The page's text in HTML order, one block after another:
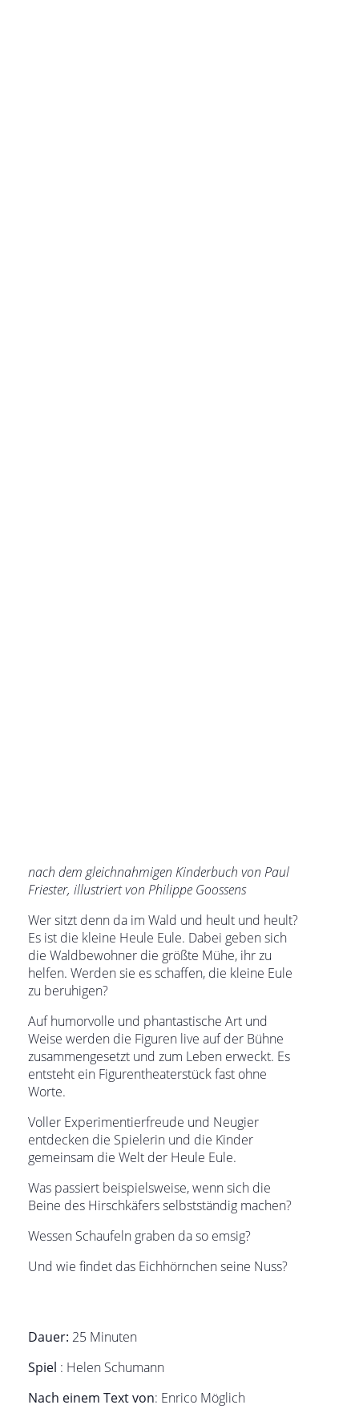
nach dem gleichnahmigen Kinderbuch von Paul
Friester, illustriert von Philippe Goossens
Wer sitzt denn da im Wald und heult und heult?
Es ist die kleine Heule Eule. Dabei geben sich
die Waldbewohner die größte Mühe, ihr zu
helfen. Werden sie es schaffen, die kleine Eule
zu beruhigen?
Auf humorvolle und phantastische Art und
Weise werden die Figuren live auf der Bühne
zusammengesetzt und zum Leben erweckt. Es
entsteht ein Figurentheaterstück fast ohne
Worte.
Voller Experimentierfreude und Neugier
entdecken die Spielerin und die Kinder
gemeinsam die Welt der Heule Eule.
Was passiert beispielsweise, wenn sich die
Beine des Hirschkäfers selbstständig machen?
Wessen Schaufeln graben da so emsig?
Und wie findet das Eichhörnchen seine Nuss?
Dauer: 25 Minuten
Spiel : Helen Schumann
Nach einem Text von: Enrico Möglich